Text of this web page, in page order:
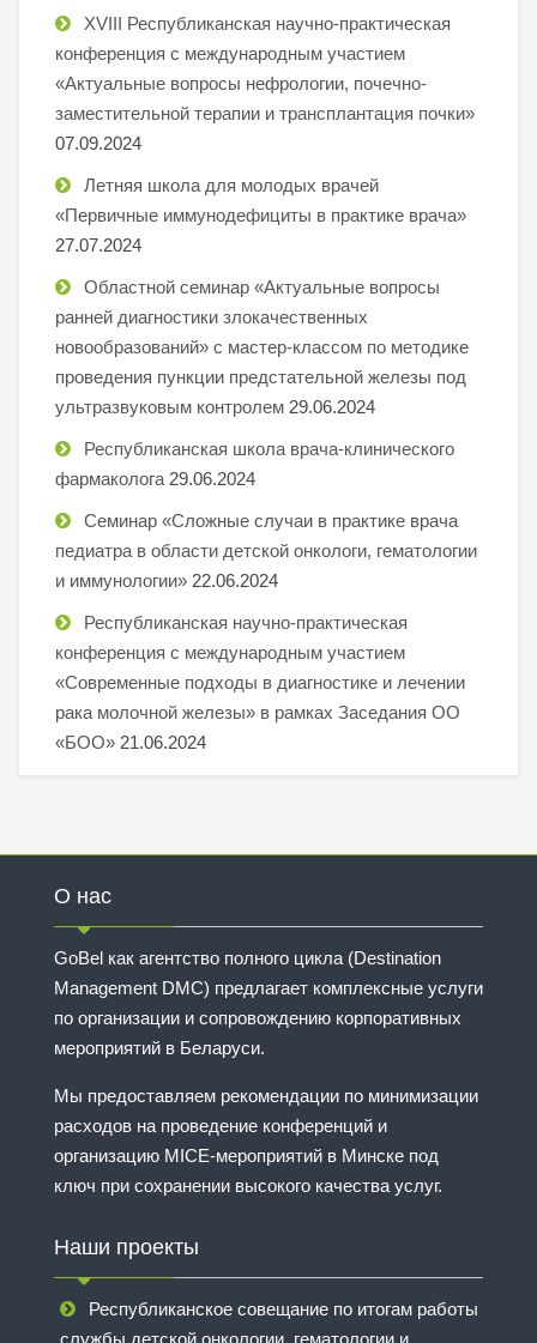
XVIII Республиканская научно-практическая
конференция с международным участием
«Актуальные вопросы нефрологии, почечно-
заместительной терапии и трансплантация почки»
07.09.2024
Летняя школа для молодых врачей
«Первичные иммунодефициты в практике врача»
27.07.2024
Областной семинар «Актуальные вопросы
ранней диагностики злокачественных
новообразований» с мастер-классом по методике
проведения пункции предстательной железы под
ультразвуковым контролем 29.06.2024
Республиканская школа врача-клинического
фармаколога 29.06.2024
Семинар «Сложные случаи в практике врача
педиатра в области детской онкологи, гематологии
и иммунологии» 22.06.2024
Республиканская научно-практическая
конференция с международным участием
«Современные подходы в диагностике и лечении
рака молочной железы» в рамках Заседания ОО
«БОО» 21.06.2024
О нас
GoBel как агентство полного цикла (Destination
Management DMC) предлагает комплексные услуги
по организации и сопровождению корпоративных
мероприятий в Беларуси.
Мы предоставляем рекомендации по минимизации
расходов на проведение конференций и
организацию MICE-мероприятий в Минске под
ключ при сохранении высокого качества услуг.
Наши проекты
Республиканское совещание по итогам работы
службы детской онкологии, гематологии и